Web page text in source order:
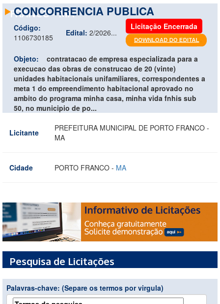
FRANCO - MA
CONCORRENCIA PUBLICA
Código:
1106730185
Edital: 2/2026...
Licitação Encerrada
Objeto:
contratacao de empresa especializada para a
execucao das obras de construcao de 20 (vinte)
unidades habitacionais unifamiliares, correspondentes a
meta 1 do empreendimento habitacional aprovado no
ambito do programa minha casa, minha vida fnhis sub
50, no municipio de po...
Licitante
PREFEITURA MUNICIPAL DE PORTO FRANCO -
MA
Cidade PORTO FRANCO - MA
Pesquisa de Licitações
Palavras-chave: (Separe os termos por virgula)